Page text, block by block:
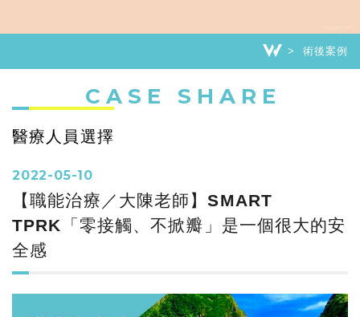
術後案例
CASE SHARE
醫療人員選擇
2022-05-10
【職能治療／大陳老師】SMART
TPRK「零接觸、不掀瓣」是一個很大的安
全感